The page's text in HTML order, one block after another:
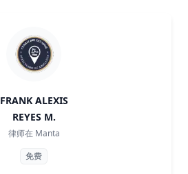
FRANK ALEXIS
REYES M.
律师在 Manta
免费